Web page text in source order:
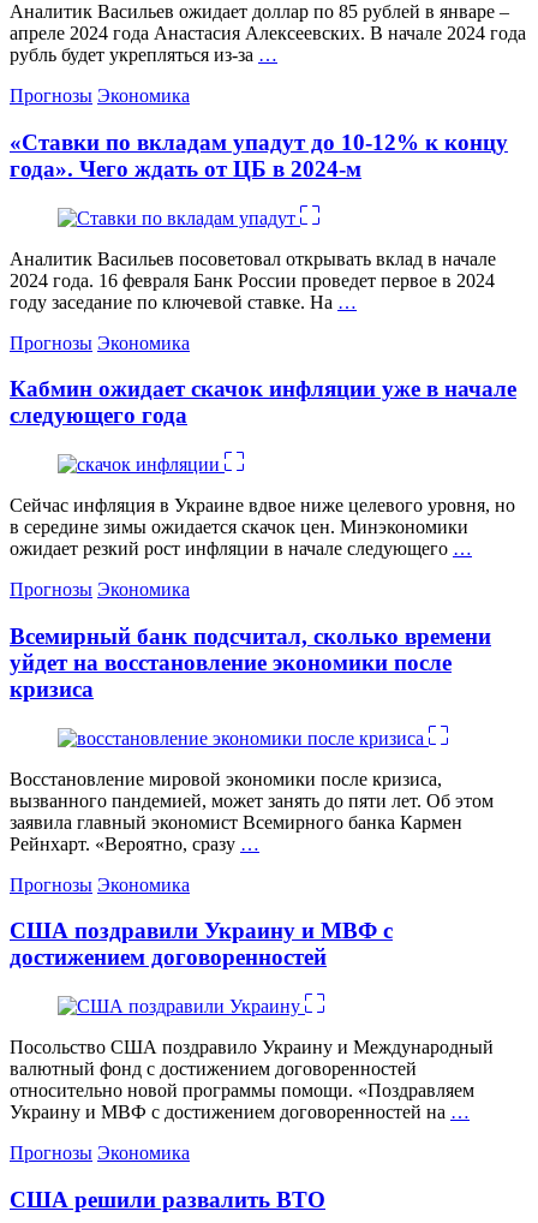
Аналитик Васильев ожидает доллар по 85 рублей в январе –
апреле 2024 года Анастасия Алексеевских. В начале 2024 года
рубль будет укрепляться из-за …
Категории
Прогнозы Экономика
«Ставки по вкладам упадут до 10-12% к концу
года». Чего ждать от ЦБ в 2024-м
Аналитик Васильев посоветовал открывать вклад в начале
2024 года. 16 февраля Банк России проведет первое в 2024
году заседание по ключевой ставке. На …
Категории
Прогнозы Экономика
Кабмин ожидает скачок инфляции уже в начале
следующего года
Сейчас инфляция в Украине вдвое ниже целевого уровня, но
в середине зимы ожидается скачок цен. Минэкономики
ожидает резкий рост инфляции в начале следующего …
Категории
Прогнозы Экономика
Всемирный банк подсчитал, сколько времени
уйдет на восстановление экономики после
кризиса
Восстановление мировой экономики после кризиса,
вызванного пандемией, может занять до пяти лет. Об этом
заявила главный экономист Всемирного банка Кармен
Рейнхарт. «Вероятно, сразу …
Категории
Прогнозы Экономика
США поздравили Украину и МВФ с
достижением договоренностей
Посольство США поздравило Украину и Международный
валютный фонд с достижением договоренностей
относительно новой программы помощи. «Поздравляем
Украину и МВФ с достижением договоренностей на …
Категории
Прогнозы Экономика
США решили развалить ВТО